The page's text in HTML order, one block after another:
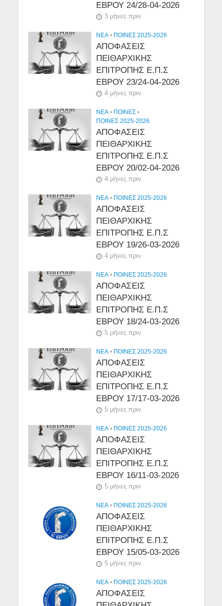
ΕΒΡΟΥ 24/28-04-2026
3 μήνες πριν
NEA • ΠΟΙΝΕΣ 2025-2026
ΑΠΟΦΑΣΕΙΣ
ΠΕΙΘΑΡΧΙΚΗΣ
ΕΠΙΤΡΟΠΗΣ Ε.Π.Σ
ΕΒΡΟΥ 23/24-04-2026
4 μήνες πριν
NEA • ΠΟΙΝΕΣ •
ΠΟΙΝΕΣ 2025-2026
ΑΠΟΦΑΣΕΙΣ
ΠΕΙΘΑΡΧΙΚΗΣ
ΕΠΙΤΡΟΠΗΣ Ε.Π.Σ
ΕΒΡΟΥ 20/02-04-2026
4 μήνες πριν
NEA • ΠΟΙΝΕΣ 2025-2026
ΑΠΟΦΑΣΕΙΣ
ΠΕΙΘΑΡΧΙΚΗΣ
ΕΠΙΤΡΟΠΗΣ Ε.Π.Σ
ΕΒΡΟΥ 19/26-03-2026
4 μήνες πριν
NEA • ΠΟΙΝΕΣ 2025-2026
ΑΠΟΦΑΣΕΙΣ
ΠΕΙΘΑΡΧΙΚΗΣ
ΕΠΙΤΡΟΠΗΣ Ε.Π.Σ
ΕΒΡΟΥ 18/24-03-2026
5 μήνες πριν
NEA • ΠΟΙΝΕΣ 2025-2026
ΑΠΟΦΑΣΕΙΣ
ΠΕΙΘΑΡΧΙΚΗΣ
ΕΠΙΤΡΟΠΗΣ Ε.Π.Σ
ΕΒΡΟΥ 17/17-03-2026
5 μήνες πριν
NEA • ΠΟΙΝΕΣ 2025-2026
ΑΠΟΦΑΣΕΙΣ
ΠΕΙΘΑΡΧΙΚΗΣ
ΕΠΙΤΡΟΠΗΣ Ε.Π.Σ
ΕΒΡΟΥ 16/11-03-2026
5 μήνες πριν
NEA • ΠΟΙΝΕΣ 2025-2026
ΑΠΟΦΑΣΕΙΣ
ΠΕΙΘΑΡΧΙΚΗΣ
ΕΠΙΤΡΟΠΗΣ Ε.Π.Σ
ΕΒΡΟΥ 15/05-03-2026
5 μήνες πριν
NEA • ΠΟΙΝΕΣ 2025-2026
ΑΠΟΦΑΣΕΙΣ